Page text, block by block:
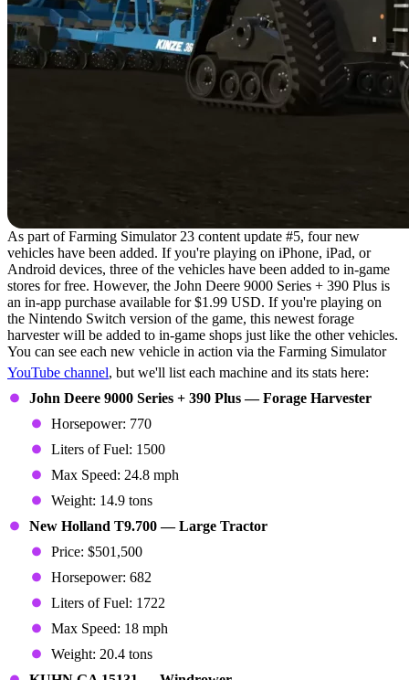
As part of Farming Simulator 23 content update #5, four new
vehicles have been added. If you're playing on iPhone, iPad, or
Android devices, three of the vehicles have been added to in-game
stores for free. However, the John Deere 9000 Series + 390 Plus is
an in-app purchase available for $1.99 USD. If you're playing on
the Nintendo Switch version of the game, this newest forage
harvester will be added to in-game shops just like the other vehicles.
You can see each new vehicle in action via the Farming Simulator
YouTube channel, but we'll list each machine and its stats here:
John Deere 9000 Series + 390 Plus — Forage Harvester
Horsepower: 770
Liters of Fuel: 1500
Max Speed: 24.8 mph
Weight: 14.9 tons
New Holland T9.700 — Large Tractor
Price: $501,500
Horsepower: 682
Liters of Fuel: 1722
Max Speed: 18 mph
Weight: 20.4 tons